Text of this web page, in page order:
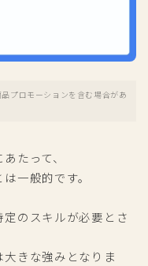
プロモーションを含む場合があ
たって、
一般的です。
のスキルが必要とさ
きな強みとなりま